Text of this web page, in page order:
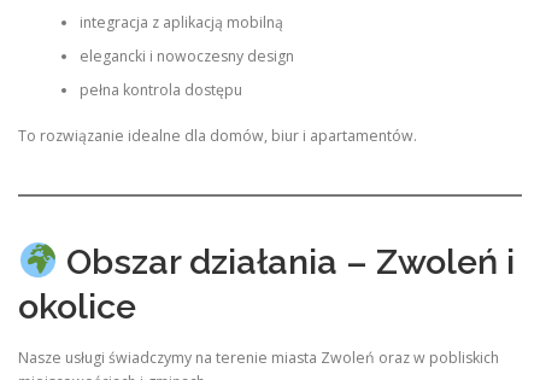
integracja z aplikacją mobilną
elegancki i nowoczesny design
pełna kontrola dostępu
To rozwiązanie idealne dla domów, biur i apartamentów.
Obszar działania – Zwoleń i
okolice
Nasze usługi świadczymy na terenie miasta Zwoleń oraz w pobliskich